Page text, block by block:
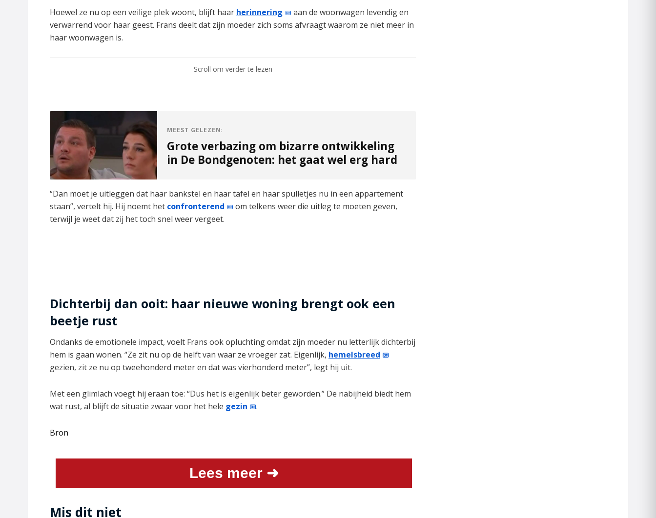
Hoewel ze nu op een veilige plek woont, blijft haar herinnering
aan de woonwagen levendig en
verwarrend voor haar geest. Frans deelt dat zijn moeder zich soms afvraagt waarom ze niet meer in
haar woonwagen is.
Scroll om verder te lezen
MEEST GELEZEN:
Grote verbazing om bizarre ontwikkeling
in De Bondgenoten: het gaat wel erg hard
“Dan moet je uitleggen dat haar bankstel en haar tafel en haar spulletjes nu in een appartement
staan”, vertelt hij. Hij noemt het confronterend
om telkens weer die uitleg te moeten geven,
terwijl je weet dat zij het toch snel weer vergeet.
Dichterbij dan ooit: haar nieuwe woning brengt ook een
beetje rust
Ondanks de emotionele impact, voelt Frans ook opluchting omdat zijn moeder nu letterlijk dichterbij
hem is gaan wonen. “Ze zit nu op de helft van waar ze vroeger zat. Eigenlijk, hemelsbreed
gezien, zit ze nu op tweehonderd meter en dat was vierhonderd meter”, legt hij uit.
Met een glimlach voegt hij eraan toe: “Dus het is eigenlijk beter geworden.” De nabijheid biedt hem
wat rust, al blijft de situatie zwaar voor het hele gezin .
Bron
Lees meer ➜
Mis dit niet